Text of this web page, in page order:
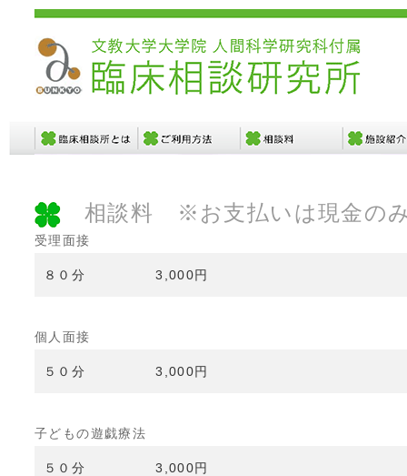
相談料 ※お支払いは現金の
受理面接
８０分 3,000円
個人面接
５０分 3,000円
子どもの遊戯療法
５０分 3,000円